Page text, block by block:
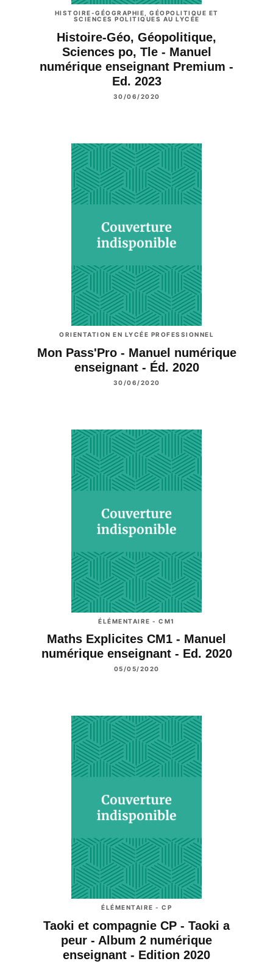
HISTOIRE-GÉOGRAPHIE, GÉOPOLITIQUE ET
SCIENCES POLITIQUES AU LYCÉE
Histoire-Géo, Géopolitique,
Sciences po, Tle - Manuel
numérique enseignant Premium -
Ed. 2023
30/06/2020
ORIENTATION EN LYCÉE PROFESSIONNEL
Mon Pass'Pro - Manuel numérique
enseignant - Éd. 2020
30/06/2020
ÉLÉMENTAIRE - CM1
Maths Explicites CM1 - Manuel
numérique enseignant - Ed. 2020
05/05/2020
ÉLÉMENTAIRE - CP
Taoki et compagnie CP - Taoki a
peur - Album 2 numérique
enseignant - Edition 2020